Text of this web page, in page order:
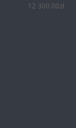
12 300.00zł